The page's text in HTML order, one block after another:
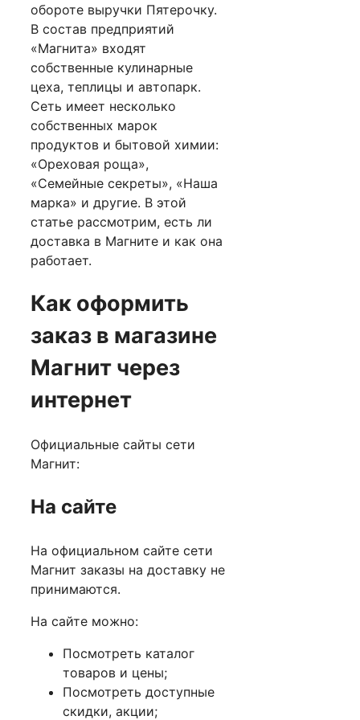
обороте выручки Пятерочку.
В состав предприятий
«Магнита» входят
собственные кулинарные
цеха, теплицы и автопарк.
Сеть имеет несколько
собственных марок
продуктов и бытовой химии:
«Ореховая роща»,
«Семейные секреты», «Наша
марка» и другие. В этой
статье рассмотрим, есть ли
доставка в Магните и как она
работает.
Как оформить
заказ в магазине
Магнит через
интернет
Официальные сайты сети
Магнит:
На сайте
На официальном сайте сети
Магнит заказы на доставку не
принимаются.
На сайте можно:
Посмотреть каталог
товаров и цены;
Посмотреть доступные
скидки, акции;